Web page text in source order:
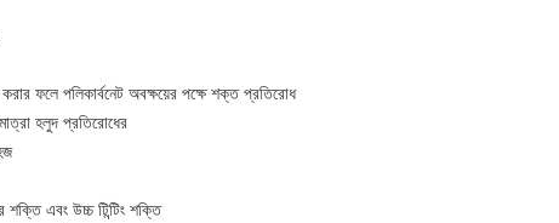
ফলে পলিকার্বনেট অবক্ষয়ের পক্ষে শক্ত প্রতিরোধ
হলুদ প্রতিরোধের
এবং উচ্চ টিন্টিং শক্তি